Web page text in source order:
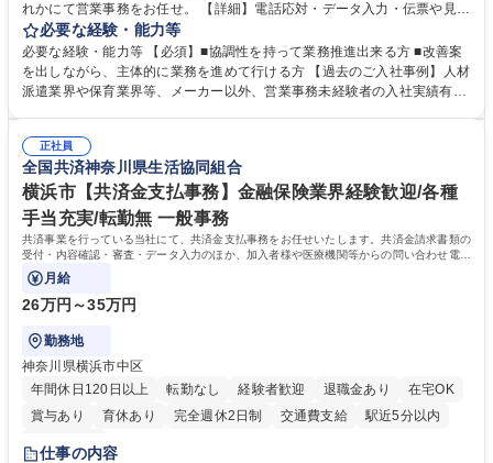
れかにて営業事務をお任せ。 【詳細】電話応対・データ入力・伝票や見積
の作成・カタログ送付・来客対応・営業所内で発生する事務業務や業務改
善をお任せ。 【教育制度】ご入社後、育成担当とペアになりながらOJTに
て業務を覚えていただくことが可能です。業務システムがきちんと構築さ
れているため、スムーズに仕事に慣れることができる環境です。また、
募集職種 【大阪・京都・滋賀】営業事務 ※未経験可
必要な経験・能力等
必要な経験・能力等 【必須】■協調性を持って業務推進出来る方 ■改善案
を出しながら、主体的に業務を進めて行ける方 【過去のご入社事例】人材
派遣業界や保育業界等、メーカー以外、営業事務未経験者の入社実績有
えて、お客様や社員の状況に合わせ、能動的なサポート、改善の動きも期
待され。組織を支えるスペシャリストとして、チームに貢献し、結果的に
社員から頼られる存在になることができます。平均19:30の退勤以降の業
務の持ち帰りも禁止されており、メリハリのある働き方となります。 学
歴・資格 学歴：大学院 大学 高専 短大 語学力： 資格：
正社員
全国共済神奈川県生活協同組合
横浜市【共済金支払事務】金融保険業界経験歓迎/各種
手当充実/転勤無 一般事務
共済事業を行っている当社にて、共済金支払事務をお任せいたします。共済金請求書類の
受付・内容確認・審査・データ入力のほか、加入者様や医療機関等からの問い合わせ電話
対応や書類発送等を担当します。
月給
26万円～35万円
勤務地
神奈川県横浜市中区
年間休日120日以上
転勤なし 経験者歓迎 退職金あり
在宅OK
賞与あり
育休あり 完全週休2日制 交通費支給
駅近5分以内
土日祝休み
仕事の内容